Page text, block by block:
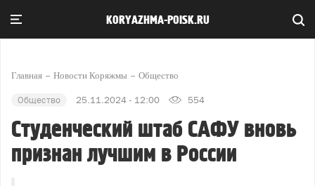
KORYAZHMA-POISK.RU
Главная Новости Коряжмы Общество
Общество 25.11.2024 - 12:00 554
Студенческий штаб САФУ вновь
признан лучшим в России